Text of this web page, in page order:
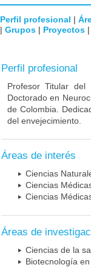
Perfil profesional |
| Grupos | Proyectos
Perfil profesional
Profesor Titular
Doctorado en
de Colombia.
del envejecimiento.
Áreas de interés
Ciencias
Ciencias
Ciencias
Áreas de
Ciencias de la
Biotecnología